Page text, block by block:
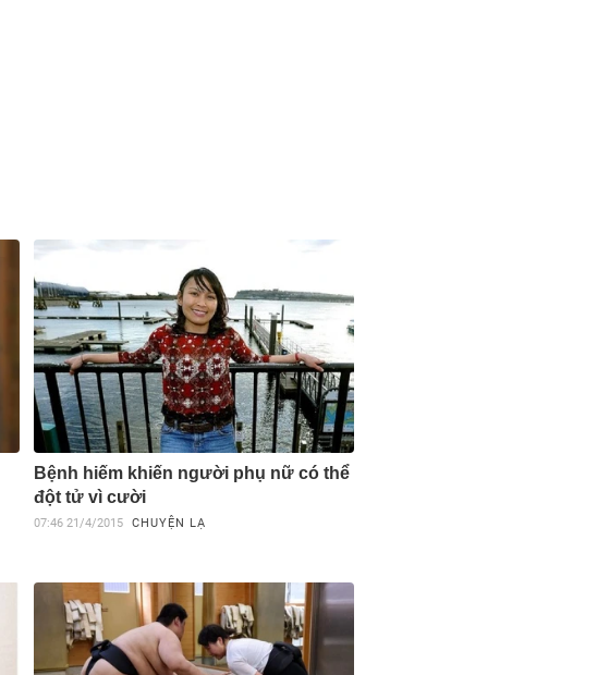
Bệnh hiếm khiến người phụ nữ có thể
đột tử vì cười
07:46 21/4/2015 CHUYỆN LẠ